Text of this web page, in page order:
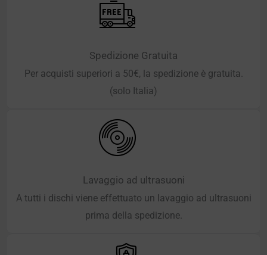
Spedizione Gratuita
Per acquisti superiori a 50€, la spedizione è gratuita.
(solo Italia)
Lavaggio ad ultrasuoni
A tutti i dischi viene effettuato un lavaggio ad ultrasuoni
prima della spedizione.